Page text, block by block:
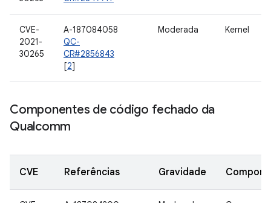
CVE-
2021-
30265
A-187084058
QC-
CR#2856843
[2]
Moderada Kernel
Componentes de código fechado da
Qualcomm
CVE Referências Gravidade